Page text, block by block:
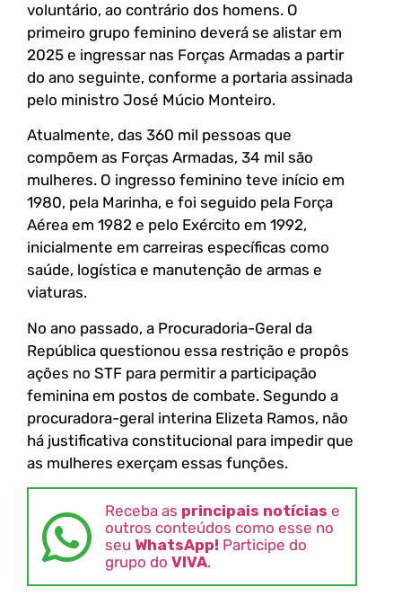
voluntário, ao contrário dos homens. O
primeiro grupo feminino deverá se alistar em
2025 e ingressar nas Forças Armadas a partir
do ano seguinte, conforme a portaria assinada
pelo ministro José Múcio Monteiro.
Atualmente, das 360 mil pessoas que
compõem as Forças Armadas, 34 mil são
mulheres. O ingresso feminino teve início em
1980, pela Marinha, e foi seguido pela Força
Aérea em 1982 e pelo Exército em 1992,
inicialmente em carreiras específicas como
saúde, logística e manutenção de armas e
viaturas.
No ano passado, a Procuradoria-Geral da
República questionou essa restrição e propôs
ações no STF para permitir a participação
feminina em postos de combate. Segundo a
procuradora-geral interina Elizeta Ramos, não
há justificativa constitucional para impedir que
as mulheres exerçam essas funções.
Receba as principais notícias e
outros conteúdos como esse no
seu WhatsApp! Participe do
grupo do VIVA.